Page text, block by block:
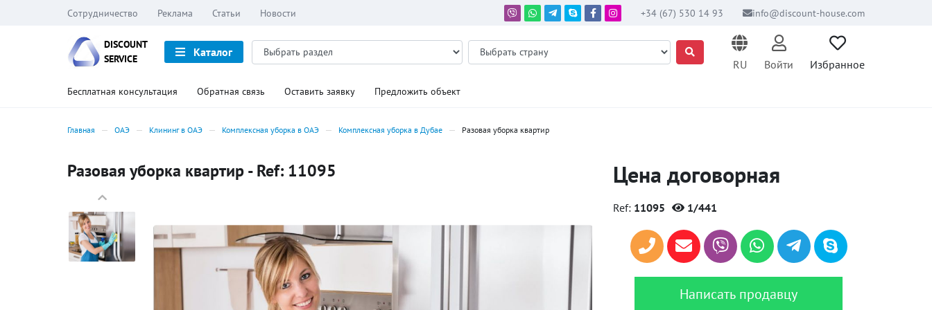
Сотрудничество Реклама Статьи Новости +34 (67) 530 14 93 info@discount-house.com
DISCOUNT
SERVICE
Каталог
RU
Войти Избранное
Бесплатная консультация Обратная связь Оставить заявку Предложить объект
Главная ОАЭ Клининг в ОАЭ Комплексная уборка в ОАЭ Комплексная уборка в Дубае Разовая уборка квартир
Разовая уборка квартир - Ref: 11095 Цена договорная
Ref: 11095 1/441
Написать продавцу